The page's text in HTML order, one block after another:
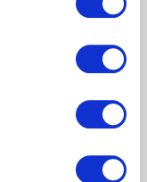
een
om de risico’s
mogelijk,
klein of groot